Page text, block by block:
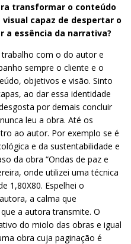
transformar o conteúdo
capaz de despertar o
a essência da narrativa?
com o do autor e
sempre o cliente e o
objetivos e visão. Sinto
ao dar essa identidade
por demais concluir
leu a obra. Até os
ao autor. Por exemplo se é
e da sustentabilidade e
da obra “Ondas de paz e
onde utilizei uma técnica
1,80X80. Espelhei o
a calma que
a autora transmite. O
do miolo das obras e igual
obra cuja paginação é